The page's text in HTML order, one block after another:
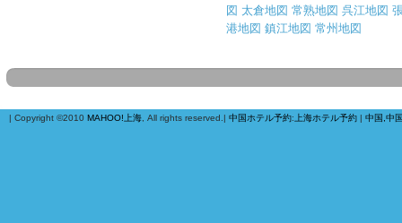
図 太倉地図 常熟地図 呉江地図
港地図 鎮江地図 常州地図
| Copyright ©2010 MAHOO!上海 , All rights reserved.| 中国ホテル予約: 上海ホテル予約 | 中国,中